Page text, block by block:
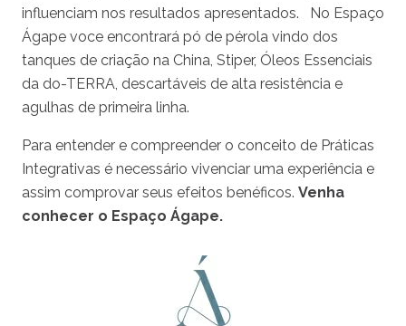
influenciam nos resultados apresentados. No Espaço
Ágape voce encontrará pó de pérola vindo dos
tanques de criação na China, Stiper, Óleos Essenciais
da do-TERRA, descartáveis de alta resistência e
agulhas de primeira linha.
Para entender e compreender o conceito de Práticas
Integrativas é necessário vivenciar uma experiência e
assim comprovar seus efeitos benéficos. Venha
conhecer o Espaço Ágape.